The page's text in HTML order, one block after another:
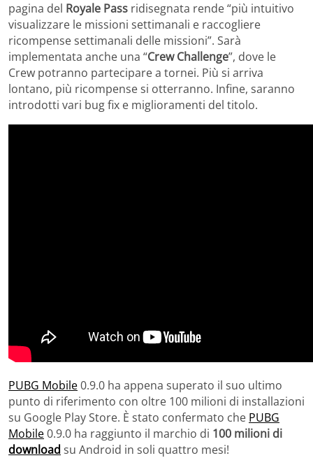
pagina del Royale Pass ridisegnata rende “più intuitivo
visualizzare le missioni settimanali e raccogliere
ricompense settimanali delle missioni”. Sarà
implementata anche una “Crew Challenge”, dove le
Crew potranno partecipare a tornei. Più si arriva
lontano, più ricompense si otterranno. Infine, saranno
introdotti vari bug fix e miglioramenti del titolo.
PUBG Mobile0.9.0 ha appena superato il suo ultimo
punto di riferimento con oltre 100 milioni di installazioni
su Google Play Store. È stato confermato che PUBG
Mobile0.9.0 ha raggiunto il marchio di 100 milioni di
download su Android in soli quattro mesi!